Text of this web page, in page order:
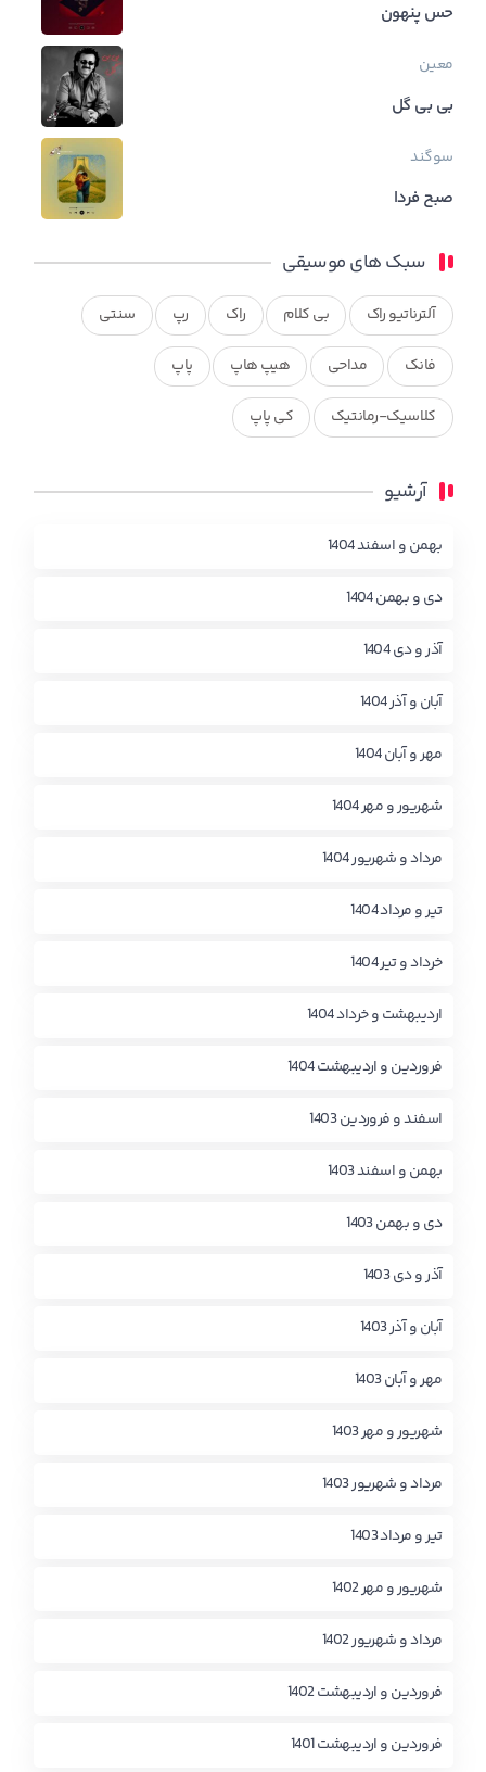
حس پنهون
معین
بی بی گل
سوگند
صبح فردا
سبک های موسیقی
آلترناتیو راک بی کلام راک رپ سنتی
فانک مداحی هیپ هاپ پاپ
کلاسیک-رمانتیک کی پاپ
آرشیو
بهمن و اسفند 1404
دی و بهمن 1404
آذر و دی 1404
آبان و آذر 1404
مهر و آبان 1404
شهریور و مهر 1404
مرداد و شهریور 1404
تیر و مرداد 1404
خرداد و تیر 1404
اردیبهشت و خرداد 1404
فروردین و اردیبهشت 1404
اسفند و فروردین 1403
بهمن و اسفند 1403
دی و بهمن 1403
آذر و دی 1403
آبان و آذر 1403
مهر و آبان 1403
شهریور و مهر 1403
مرداد و شهریور 1403
تیر و مرداد 1403
شهریور و مهر 1402
مرداد و شهریور 1402
فروردین و اردیبهشت 1402
فروردین و اردیبهشت 1401